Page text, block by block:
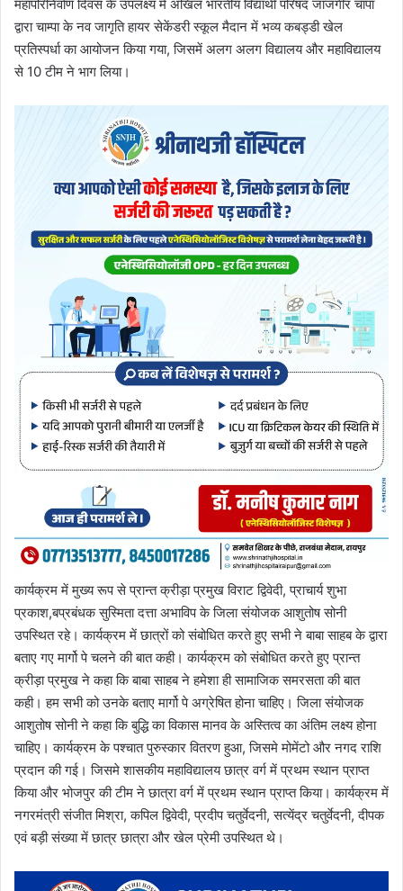
महापरिनिर्वाण दिवस के उपलक्ष्य में अखिल भारतीय विद्यार्थी परिषद जांजगीर चांपा
द्वारा चाम्पा के नव जागृति हायर सेकेंडरी स्कूल मैदान में भव्य कबड्डी खेल
प्रतिस्पर्धा का आयोजन किया गया, जिसमें अलग अलग विद्यालय और महाविद्यालय
से 10 टीम ने भाग लिया।
कार्यक्रम में मुख्य रूप से प्रान्त क्रीड़ा प्रमुख विराट द्विवेदी, प्राचार्य शुभा
प्रकाश,बप्रबंधक सुस्मिता दत्ता अभाविप के जिला संयोजक आशुतोष सोनी
उपस्थित रहे। कार्यक्रम में छात्रों को संबोधित करते हुए सभी ने बाबा साहब के द्वारा
बताए गए मार्गो पे चलने की बात कही। कार्यक्रम को संबोधित करते हुए प्रान्त
क्रीड़ा प्रमुख ने कहा कि बाबा साहब ने हमेशा ही सामाजिक समरसता की बात
कही। हम सभी को उनके बताए मार्गो पे अग्रेषित होना चाहिए। जिला संयोजक
आशुतोष सोनी ने कहा कि बुद्धि का विकास मानव के अस्तित्व का अंतिम लक्ष्य होना
चाहिए। कार्यक्रम के पश्चात पुरुस्कार वितरण हुआ, जिसमे मोमेंटो और नगद राशि
प्रदान की गई। जिसमे शासकीय महाविद्यालय छात्र वर्ग में प्रथम स्थान प्राप्त
किया और भोजपुर की टीम ने छात्रा वर्ग में प्रथम स्थान प्राप्त किया। कार्यक्रम में
नगरमंत्री संजीत मिश्रा, कपिल द्विवेदी, प्रदीप चतुर्वेदनी, सत्येंद्र चतुर्वेदनी, दीपक
एवं बड़ी संख्या में छात्र छात्रा और खेल प्रेमी उपस्थित थे।